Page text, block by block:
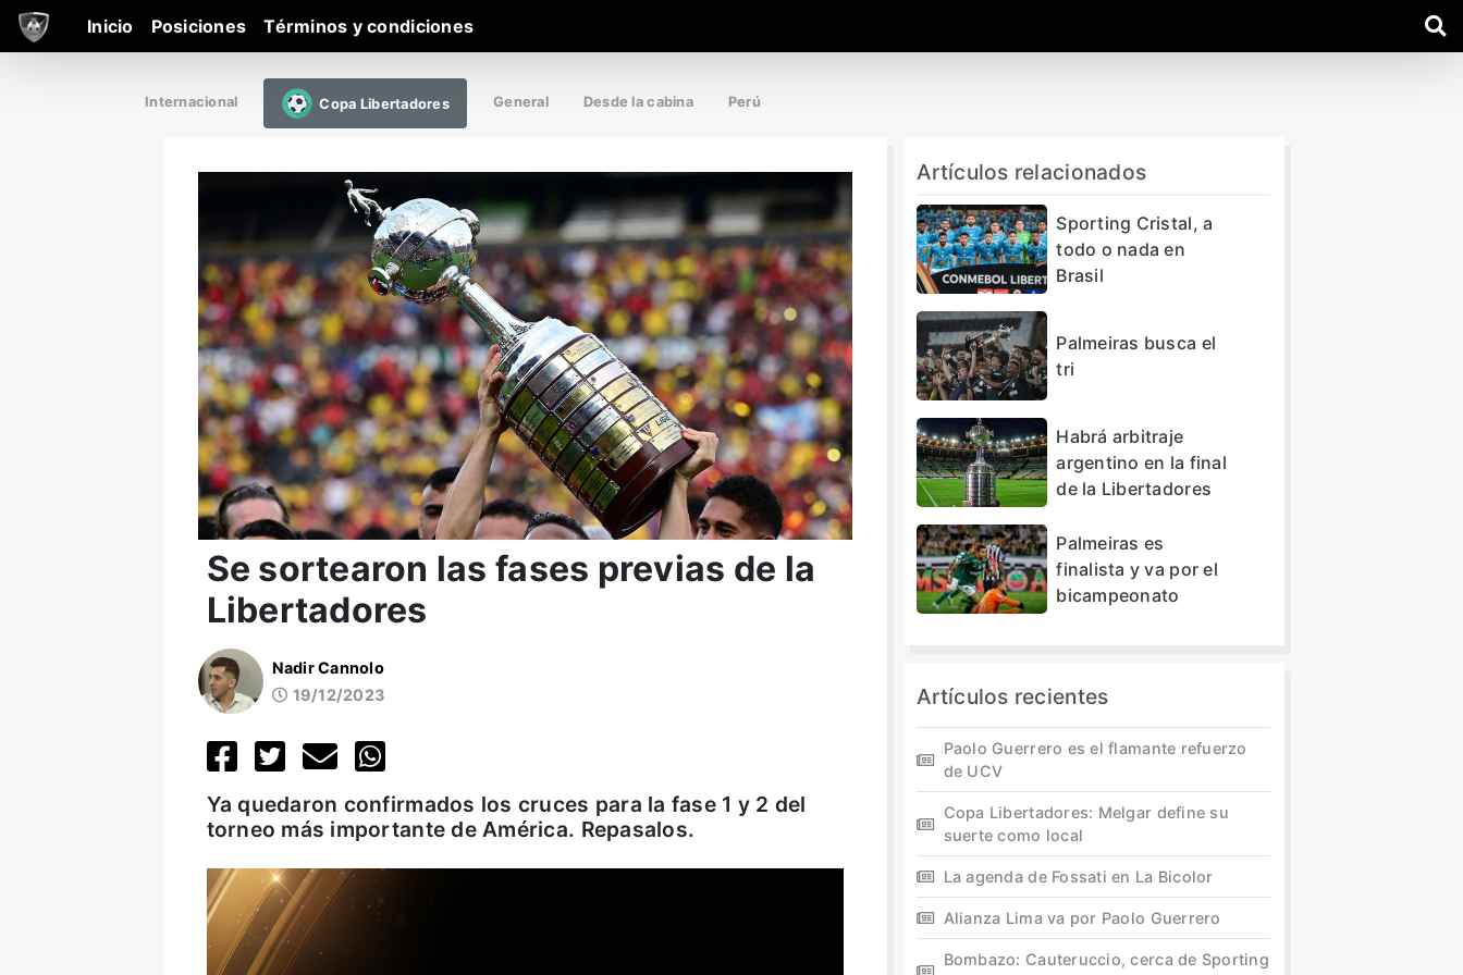
Inicio Posiciones Términos y condiciones
Internacional Copa Libertadores General Desde la cabina Perú
Se sortearon las fases previas de la
Libertadores
Nadir Cannolo
19/12/2023
Ya quedaron confirmados los cruces para la fase 1 y 2 del
torneo más importante de América. Repasalos.
Artículos relacionados
Sporting Cristal, a
todo o nada en
Brasil
Palmeiras busca el
tri
Habrá arbitraje
argentino en la final
de la Libertadores
Palmeiras es
finalista y va por el
bicampeonato
Artículos recientes
Paolo Guerrero es el flamante refuerzo
de UCV
Copa Libertadores: Melgar define su
suerte como local
La agenda de Fossati en La Bicolor
Alianza Lima va por Paolo Guerrero
Bombazo: Cauteruccio, cerca de Sporting